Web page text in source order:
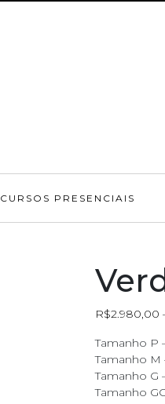
CURSOS PRESENCIAIS
R$2.980,00
Tamanho P
Tamanho M
Tamanho G
Tamanho